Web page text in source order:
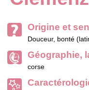
Origine et
Douceur, bonté
Géographie,
corse